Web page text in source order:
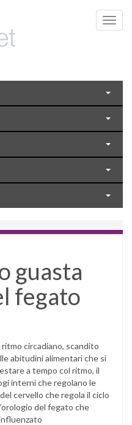
Toggle
guasta
fegato
ritmo circadiano, scandito
abitudini alimentari che si
a tempo col ritmo, il
interni che regolano le
cervello che regola il ciclo
del fegato che